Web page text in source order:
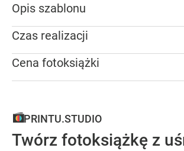
Opis szablonu
Czas realizacji
Cena fotoksiążki
PRINTU.STUDIO
Twórz fotoksiążkę z